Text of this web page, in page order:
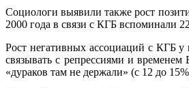
Социологи выявили также рост
2000 года в связи с КГБ вспоминали
Рост негативных ассоциаций с КГБ
связывать с репрессиями и
«дураков там не держали» (с 12 до